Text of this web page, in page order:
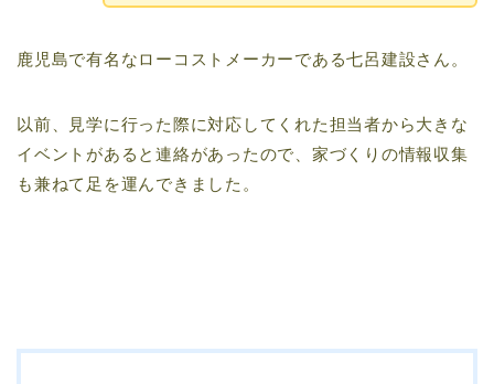
鹿児島で有名なローコストメーカーである七呂建設さん。
以前、見学に行った際に対応してくれた担当者から大きな
イベントがあると連絡があったので、家づくりの情報収集
も兼ねて足を運んできました。